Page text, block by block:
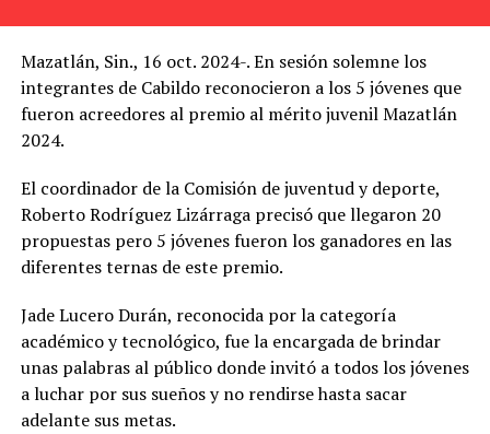
Mazatlán, Sin., 16 oct. 2024-. En sesión solemne los
integrantes de Cabildo reconocieron a los 5 jóvenes que
fueron acreedores al premio al mérito juvenil Mazatlán
2024.
El coordinador de la Comisión de juventud y deporte,
Roberto Rodríguez Lizárraga precisó que llegaron 20
propuestas pero 5 jóvenes fueron los ganadores en las
diferentes ternas de este premio.
Jade Lucero Durán, reconocida por la categoría
académico y tecnológico, fue la encargada de brindar
unas palabras al público donde invitó a todos los jóvenes
a luchar por sus sueños y no rendirse hasta sacar
adelante sus metas.